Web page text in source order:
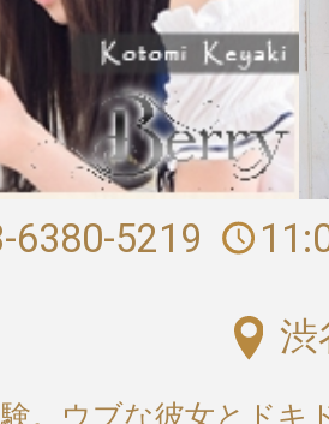
6380-5219
渋
。ウブな彼女とド